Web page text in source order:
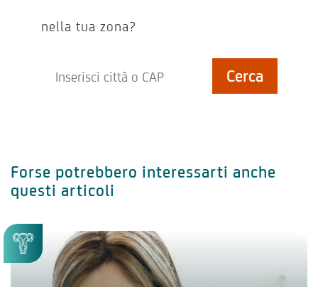
nella tua zona?
Forse potrebbero interessarti anche
questi articoli